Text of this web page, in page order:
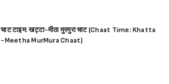
चाट टाइम: खट्टा-मीठा मुरमुरा चाट (Chaat Time: Khatta
-Meetha MurMura Chaat)